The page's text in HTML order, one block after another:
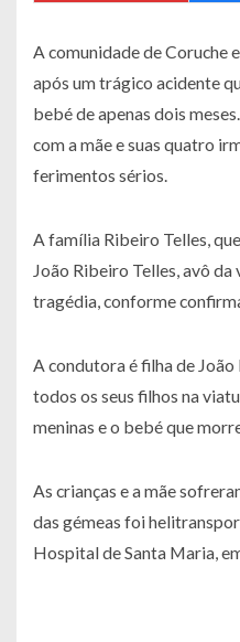
A comunidade de Coruche
após um trágico acidente
bebé de apenas dois
com a mãe e suas quatro
ferimentos sérios.
A família Ribeiro Telles,
João Ribeiro Telles, avô
tragédia, conforme
A condutora é filha de
todos os seus filhos na
meninas e o bebé que
As crianças e a mãe
das gémeas foi
Hospital de Santa Maria,